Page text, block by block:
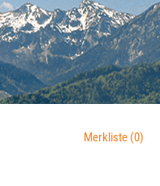
Merkliste (0)